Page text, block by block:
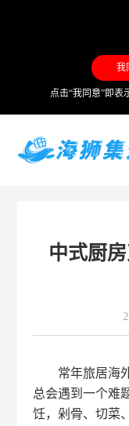
我
点击“我同意”即表
中式厨
常年旅居海外
总会遇到一个难
饪，剁骨、切菜